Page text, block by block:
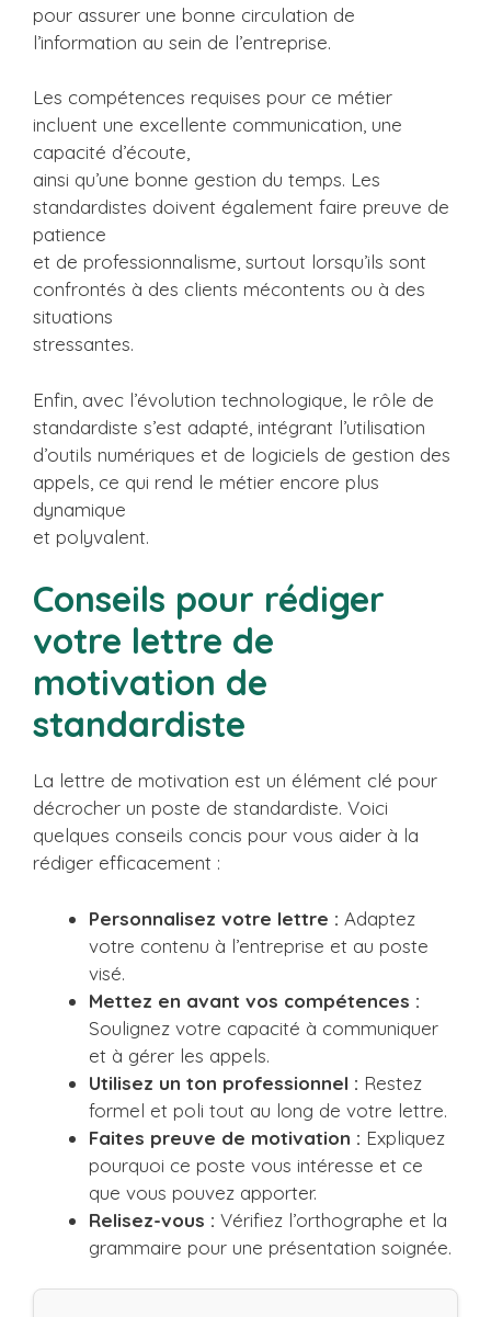
pour assurer une bonne circulation de
l’information au sein de l’entreprise.
Les compétences requises pour ce métier
incluent une excellente communication, une
capacité d’écoute,
ainsi qu’une bonne gestion du temps. Les
standardistes doivent également faire preuve de
patience
et de professionnalisme, surtout lorsqu’ils sont
confrontés à des clients mécontents ou à des
situations
stressantes.
Enfin, avec l’évolution technologique, le rôle de
standardiste s’est adapté, intégrant l’utilisation
d’outils numériques et de logiciels de gestion des
appels, ce qui rend le métier encore plus
dynamique
et polyvalent.
Conseils pour rédiger
votre lettre de
motivation de
standardiste
La lettre de motivation est un élément clé pour
décrocher un poste de standardiste. Voici
quelques conseils concis pour vous aider à la
rédiger efficacement :
Personnalisez votre lettre : Adaptez
votre contenu à l’entreprise et au poste
visé.
Mettez en avant vos compétences :
Soulignez votre capacité à communiquer
et à gérer les appels.
Utilisez un ton professionnel : Restez
formel et poli tout au long de votre lettre.
Faites preuve de motivation : Expliquez
pourquoi ce poste vous intéresse et ce
que vous pouvez apporter.
Relisez-vous : Vérifiez l’orthographe et la
grammaire pour une présentation soignée.